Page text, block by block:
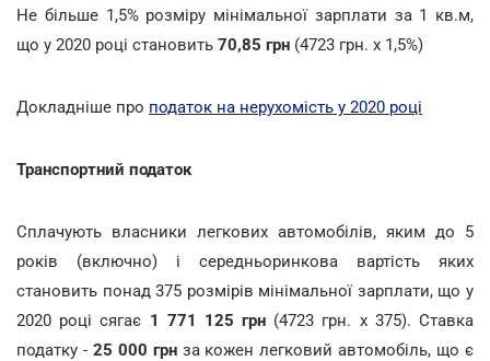
Не більше 1,5% розміру мінімальної зарплати за 1 кв.м,
що у 2020 році становить 70,85 грн (4723 грн. х 1,5%)
Докладніше про податок на нерухомість у 2020 році
Транспортний податок
Сплачують власники легкових автомобілів, яким до 5
років (включно) і середньоринкова вартість яких
становить понад 375 розмірів мінімальної зарплати, що у
2020 році сягає 1 771 125 грн (4723 грн. х 375). Ставка
податку - 25 000 грнза кожен легковий автомобіль, що є